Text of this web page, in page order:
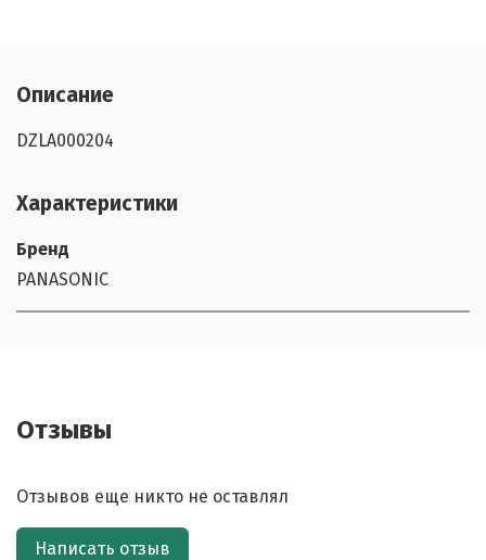
Описание
DZLA000204
Характеристики
Бренд
PANASONIC
Отзывы
Отзывов еще никто не оставлял
Написать отзыв